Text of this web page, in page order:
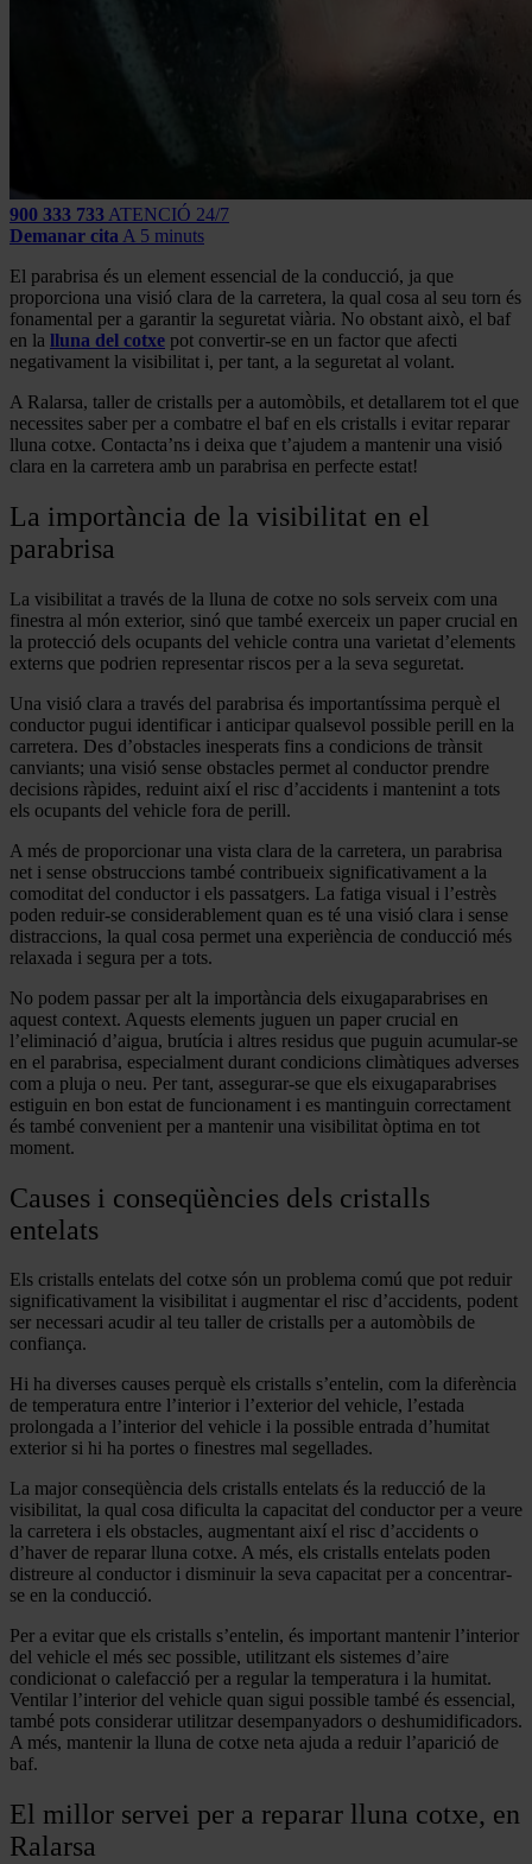
900 333 733 ATENCIÓ 24/7
Demanar cita A 5 minuts
El parabrisa és un element essencial de la conducció, ja que
proporciona una visió clara de la carretera, la qual cosa al seu torn és
fonamental per a garantir la seguretat viària. No obstant això, el baf
en la lluna del cotxe pot convertir-se en un factor que afecti
negativament la visibilitat i, per tant, a la seguretat al volant.
A Ralarsa, taller de cristalls per a automòbils, et detallarem tot el que
necessites saber per a combatre el baf en els cristalls i evitar reparar
lluna cotxe. Contacta’ns i deixa que t’ajudem a mantenir una visió
clara en la carretera amb un parabrisa en perfecte estat!
La importància de la visibilitat en el
parabrisa
La visibilitat a través de la lluna de cotxe no sols serveix com una
finestra al món exterior, sinó que també exerceix un paper crucial en
la protecció dels ocupants del vehicle contra una varietat d’elements
externs que podrien representar riscos per a la seva seguretat.
Una visió clara a través del parabrisa és importantíssima perquè el
conductor pugui identificar i anticipar qualsevol possible perill en la
carretera. Des d’obstacles inesperats fins a condicions de trànsit
canviants; una visió sense obstacles permet al conductor prendre
decisions ràpides, reduint així el risc d’accidents i mantenint a tots
els ocupants del vehicle fora de perill.
A més de proporcionar una vista clara de la carretera, un parabrisa
net i sense obstruccions també contribueix significativament a la
comoditat del conductor i els passatgers. La fatiga visual i l’estrès
poden reduir-se considerablement quan es té una visió clara i sense
distraccions, la qual cosa permet una experiència de conducció més
relaxada i segura per a tots.
No podem passar per alt la importància dels eixugaparabrises en
aquest context. Aquests elements juguen un paper crucial en
l’eliminació d’aigua, brutícia i altres residus que puguin acumular-se
en el parabrisa, especialment durant condicions climàtiques adverses
com a pluja o neu. Per tant, assegurar-se que els eixugaparabrises
estiguin en bon estat de funcionament i es mantinguin correctament
és també convenient per a mantenir una visibilitat òptima en tot
moment.
Causes i conseqüències dels cristalls
entelats
Els cristalls entelats del cotxe són un problema comú que pot reduir
significativament la visibilitat i augmentar el risc d’accidents, podent
ser necessari acudir al teu taller de cristalls per a automòbils de
confiança.
Hi ha diverses causes perquè els cristalls s’entelin, com la diferència
de temperatura entre l’interior i l’exterior del vehicle, l’estada
prolongada a l’interior del vehicle i la possible entrada d’humitat
exterior si hi ha portes o finestres mal segellades.
La major conseqüència dels cristalls entelats és la reducció de la
visibilitat, la qual cosa dificulta la capacitat del conductor per a veure
la carretera i els obstacles, augmentant així el risc d’accidents o
d’haver de reparar lluna cotxe. A més, els cristalls entelats poden
distreure al conductor i disminuir la seva capacitat per a concentrar-
se en la conducció.
Per a evitar que els cristalls s’entelin, és important mantenir l’interior
del vehicle el més sec possible, utilitzant els sistemes d’aire
condicionat o calefacció per a regular la temperatura i la humitat.
Ventilar l’interior del vehicle quan sigui possible també és essencial,
també pots considerar utilitzar desempanyadors o deshumidificadors.
A més, mantenir la lluna de cotxe neta ajuda a reduir l’aparició de
baf.
El millor servei per a reparar lluna cotxe, en
Ralarsa